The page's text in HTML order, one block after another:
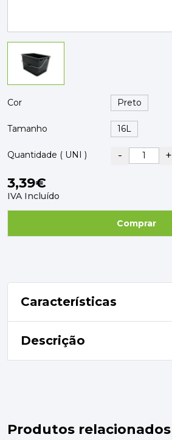
SKIL
Cor
Tamanho
Quantidade ( UNI ) - +
3,39€
IVA Incluído
Comprar
Características
Descrição
Produtos relacionados